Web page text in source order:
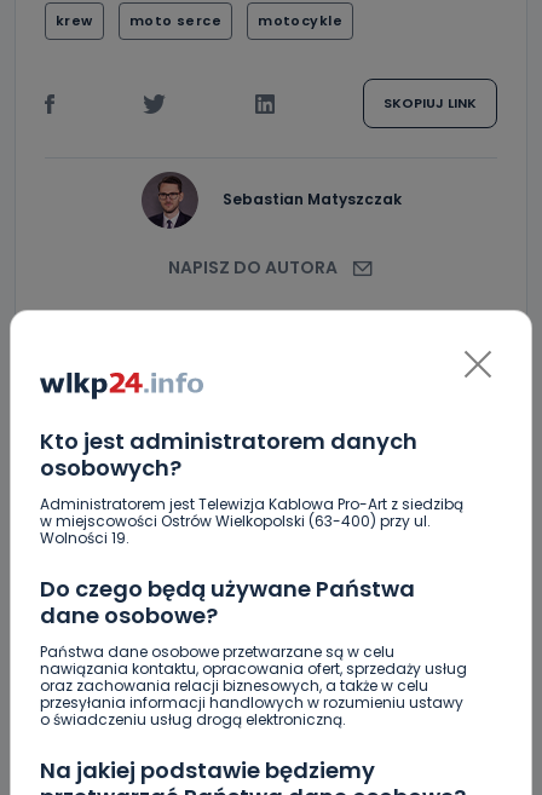
Kto jest administratorem danych
osobowych?
Administratorem jest Telewizja Kablowa Pro-Art z siedzibą
w miejscowości Ostrów Wielkopolski (63-400) przy ul.
Wolności 19.
Do czego będą używane Państwa
dane osobowe?
Państwa dane osobowe przetwarzane są w celu
nawiązania kontaktu, opracowania ofert, sprzedaży usług
oraz zachowania relacji biznesowych, a także w celu
przesyłania informacji handlowych w rozumieniu ustawy
o świadczeniu usług drogą elektroniczną.
Na jakiej podstawie będziemy
krew moto serce motocykle
SKOPIUJ LINK
Sebastian Matyszczak
NAPISZ DO AUTORA